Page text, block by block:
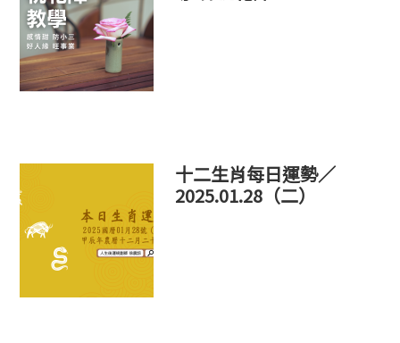
十二生肖每日運勢／
2025.01.28（二）